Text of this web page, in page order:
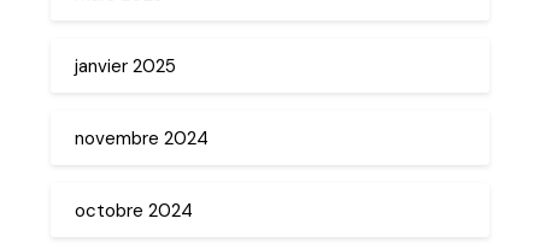
janvier 2025
novembre 2024
octobre 2024